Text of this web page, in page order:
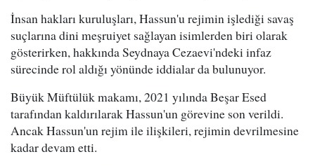
İnsan hakları kuruluşları, Hassun'u rejimin işlediği savaş
suçlarına dini meşruiyet sağlayan isimlerden biri olarak
gösterirken, hakkında Seydnaya Cezaevi'ndeki infaz
sürecinde rol aldığı yönünde iddialar da bulunuyor.
Büyük Müftülük makamı, 2021 yılında Beşar Esed
tarafından kaldırılarak Hassun'un görevine son verildi.
Ancak Hassun'un rejim ile ilişkileri, rejimin devrilmesine
kadar devam etti.